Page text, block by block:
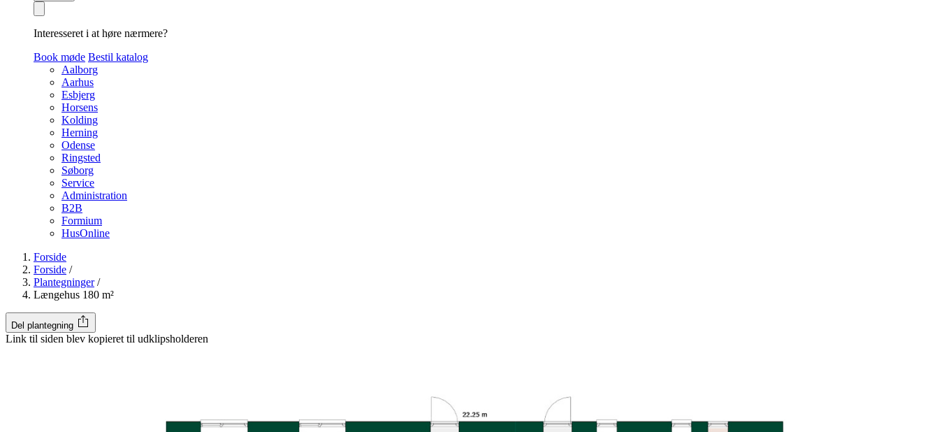
Interesseret i at høre nærmere?
Book møde Bestil katalog
Aalborg
Aarhus
Esbjerg
Horsens
Kolding
Herning
Odense
Ringsted
Søborg
Service
Administration
B2B
Formium
HusOnline
Forside
Forside /
Plantegninger /
Længehus 180 m²
Del plantegning
Link til siden blev kopieret til udklipsholderen